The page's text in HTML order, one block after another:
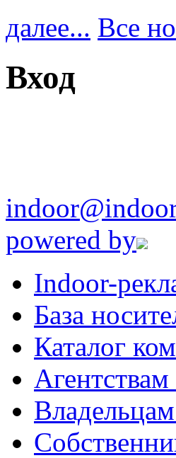
далее... Все
Вход
powered by
Indoor-
База
Каталог